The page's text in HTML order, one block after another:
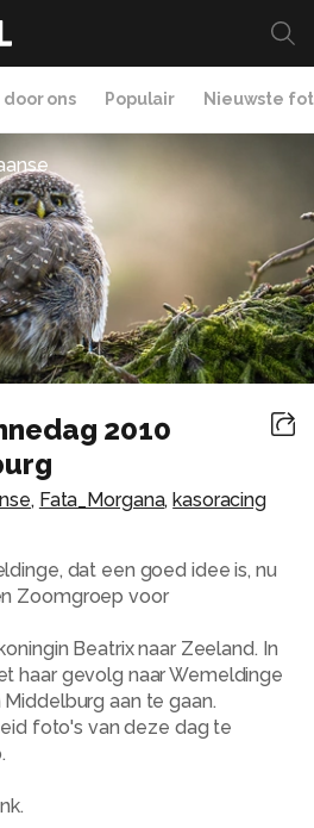
ons Populair Nieuwste
2010
, Fata_Morgana,kasoracing
dat een goed idee is, nu
Zoomgroep voor
Beatrix naar Zeeland. In
haar gevolg naar Wemeldinge
aan te gaan.
foto's van deze dag te